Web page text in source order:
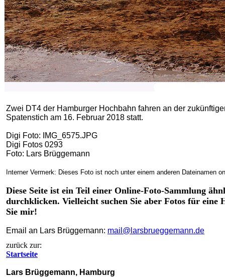
Zwei DT4 der Hamburger Hochbahn fahren an der
Spatenstich am 16. Februar 2018 statt.
Digi Foto: IMG_6575.JPG
Digi Fotos 0293
Foto: Lars Brüggemann
Interner Vermerk: Dieses Foto ist noch unter einem anderen Dateinamen
Diese Seite ist ein Teil einer Online-Foto-Sammlung
durchklicken. Vielleicht suchen Sie aber Fotos für
Sie mir!
Email an Lars Brüggemann: mail@larsbrueggemann.de
zurück zur:
Startseite
Lars Brüggemann, Hamburg